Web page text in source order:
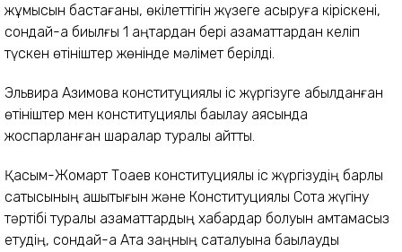
жұмысын бастағаны, өкілеттігін жүзеге асыруға кіріскені,
сондай-ақ биылғы 1 қаңтардан бері азаматтардан келіп
түскен өтініштер жөнінде мәлімет берілді.
Эльвира Азимова конституциялық іс жүргізуге қабылданған
өтініштер мен конституциялық бақылау аясында
жоспарланған шаралар туралы айтты.
Қасым-Жомарт Тоқаев конституциялық іс жүргізудің барлық
сатысының ашықтығын және Конституциялық Сотқа жүгіну
тәртібі туралы азаматтардың хабардар болуын қамтамасыз
етудің, сондай-ақ Ата заңның сақталуына бақылауды